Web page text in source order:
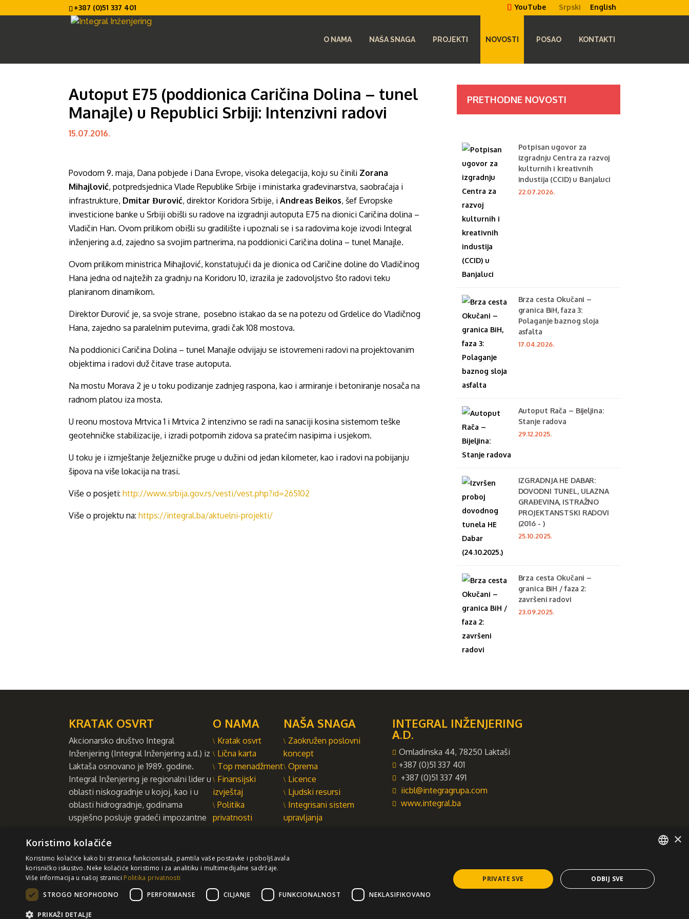
+387 (0)51 337 401 YouTube Srpski English
O NAMA NAŠA SNAGA PROJEKTI NOVOSTI POSAO KONTAKTI
Autoput E75 (poddionica Caričina Dolina – tunel
Manajle) u Republici Srbiji: Intenzivni radovi
15.07.2016.
Povodom 9. maja, Dana pobjede i Dana Evrope, visoka delegacija, koju su činili Zorana
Mihajlović, potpredsjednica Vlade Republike Srbije i ministarka građevinarstva, saobraćaja i
infrastrukture, Dmitar Đurović, direktor Koridora Srbije, iAndreas Beikos, šef Evropske
investicione banke u Srbiji obišli su radove na izgradnji autoputa E75 na dionici Caričina dolina –
Vladičin Han. Ovom prilikom obišli su gradilište i upoznali se i sa radovima koje izvodi Integral
inženjering a.d, zajedno sa svojim partnerima, na poddionici Caričina dolina – tunel Manajle.
Ovom prilikom ministrica Mihajlović, konstatujući da je dionica od Caričine doline do Vladičinog
Hana jedna od najtežih za gradnju na Koridoru 10, izrazila je zadovoljstvo što radovi teku
planiranom dinamikom.
Direktor Đurović je, sa svoje strane, posebno istakao da se na potezu od Grdelice do Vladičnog
Hana, zajedno sa paralelnim putevima, gradi čak 108 mostova.
Na poddionici Caričina Dolina – tunel Manajle odvijaju se istovremeni radovi na projektovanim
objektima i radovi duž čitave trase autoputa.
Na mostu Morava 2 je u toku podizanje zadnjeg raspona, kao i armiranje i betoniranje nosača na
radnom platou iza mosta.
U reonu mostova Mrtvica 1 i Mrtvica 2 intenzivno se radi na sanaciji kosina sistemom teške
geotehničke stabilizacije, i izradi potpornih zidova sa pratećim nasipima i usjekom.
U toku je i izmještanje željezničke pruge u dužini od jedan kilometer, kao i radovi na pobijanju
šipova na više lokacija na trasi.
Više o posjeti:http://www.srbija.gov.rs/vesti/vest.php?id=265102
Više o projektu na:https://integral.ba/aktuelni-projekti/
PRETHODNE NOVOSTI
Potpisan ugovor za
izgradnju Centra za razvoj
kulturnih i kreativnih
industija (CCID) u Banjaluci
22.07.2026.
Brza cesta Okučani –
granica BiH, faza 3:
Polaganje baznog sloja
asfalta
17.04.2026.
Autoput Rača – Bijeljina:
Stanje radova
29.12.2025.
IZGRADNJA HE DABAR:
DOVODNI TUNEL, ULAZNA
GRAĐEVINA, ISTRAŽNO
PROJEKTANSTSKI RADOVI
(2016 - )
25.10.2025.
Brza cesta Okučani –
granica BiH / faza 2:
završeni radovi
23.09.2025.
KRATAK OSVRT
Akcionarsko društvo Integral
Inženjering (Integral Inženjering a.d.) iz
Laktaša osnovano je 1989. godine.
Integral Inženjering je regionalni lider u
oblasti niskogradnje u kojoj, kao i u
oblasti hidrogradnje, godinama
uspješno posluje gradeći impozantne
društvenog i ekonomskog značaja.
VIŠE
O NAMA
Kratak osvrt
Lična karta
Top menadžment
Finansijski
izvještaj
Politika
privatnosti
NAŠA SNAGA
Zaokružen poslovni
koncept
Oprema
Licence
Ljudski resursi
Integrisani sistem
upravljanja
INTEGRAL INŽENJERING
A.D.
Omladinska 44, 78250 Laktaši
+387 (0)51 337 401
+387 (0)51 337 491
iicbl@integragrupa.com
www.integral.ba
Sadržaj ovog sajta služi za istovremeno informisanje poslovne, stručne i opšte javnosti.
Ne preuzimamo odgovornost za aktualnost, tačnost, potpunost i kvalitetu predočenih informacija.
Prihvatate da dobrovoljno pristupate sajtu i da ste isključivo i lično odgovorni za vaše izbore, akcije i rezultate – sada i u budućnosti
×
Koristimo kolačiće
Koristimo kolačiće kako bi stranica funkcionisala, pamtila vaše postavke i poboljšavala
korisničko iskustvo. Neke kolačiće koristimo i za analitiku i multimedijalne sadržaje.
Više informacija u našoj stranici Politika privatnosti
STROGO NEOPHODNO
PERFORMANSE CILJANJE FUNKCIONALNOST NEKLASIFIKOVANO
PRIKAŽI DETALJE
PRIVATE SVE ODBIJ SVE